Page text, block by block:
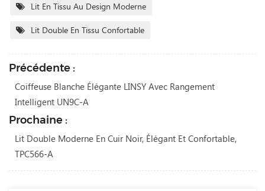
Lit En Tissu Au Design Moderne
Lit Double En Tissu Confortable
Précédente :
Coiffeuse Blanche Élégante LINSY Avec Rangement
Intelligent UN9C-A
Prochaine :
Lit Double Moderne En Cuir Noir, Élégant Et Confortable,
TPC566-A